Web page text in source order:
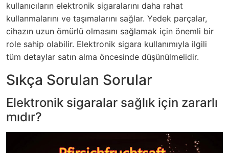
kullanıcıların elektronik sigaralarını daha rahat
kullanmalarını ve taşımalarını sağlar. Yedek parçalar,
cihazın uzun ömürlü olmasını sağlamak için önemli bir
role sahip olabilir. Elektronik sigara kullanımıyla ilgili
tüm detaylar satın alma öncesinde düşünülmelidir.
Sıkça Sorulan Sorular
Elektronik sigaralar sağlık için zararlı
mıdır?